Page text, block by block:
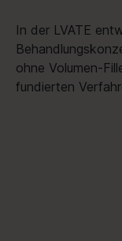
In der LVATE
ohne Volumen-
fundierten